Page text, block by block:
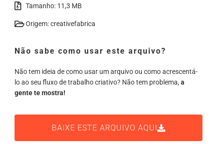
Tamanho: 11,3 MB
Origem: creativefabrica
Não sabe como usar este arquivo?
Não tem ideia de como usar um arquivo ou como acrescentá-
lo ao seu fluxo de trabalho criativo? Não tem problema, a
gente te mostra!
BAIXE ESTE ARQUIVO AQUI